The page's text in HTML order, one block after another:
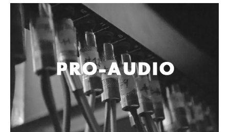
Accesorios
Cuerdas
Cuerdas
Guitarra Metal
Guitarra Nylon
Guitarra Electrica
Violin